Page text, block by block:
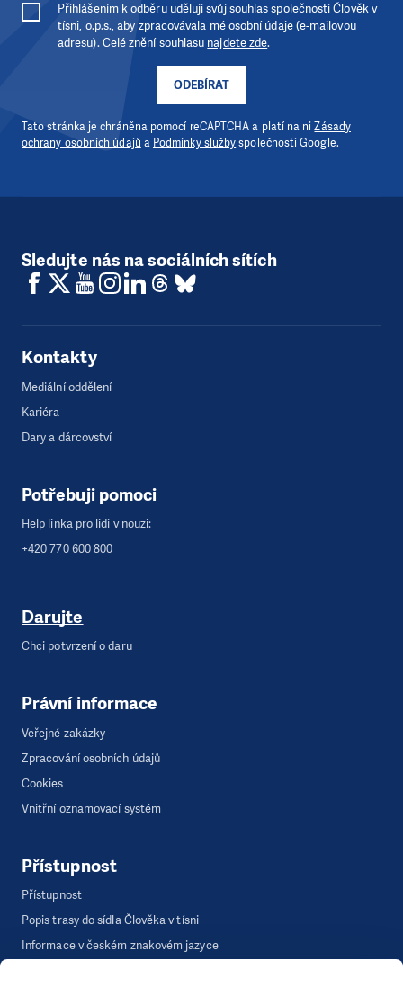
ODEBÍRAT
Přihlášením k odběru uděluji svůj souhlas společnosti Člověk v
tísni, o.p.s., aby zpracovávala mé osobní údaje (e-mailovou
adresu). Celé znění souhlasu najdete zde.
Tato stránka je chráněna pomocí reCAPTCHA a platí na niZásady
ochrany osobních údajů a Podmínky službyspolečnosti Google.
Sledujte nás na sociálních sítích
Kontakty
Mediální oddělení
Kariéra
Dary a dárcovství
Potřebuji pomoci
Help linka pro lidi v nouzi:
+420 770 600 800
Darujte
Chci potvrzení o daru
Právní informace
Veřejné zakázky
Zpracování osobních údajů
Cookies
Vnitřní oznamovací systém
Přístupnost
Přístupnost
Popis trasy do sídla Člověka v tísni
Informace v českém znakovém jazyce